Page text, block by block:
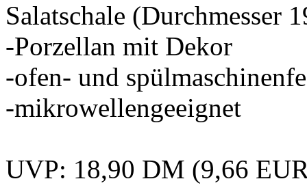
Salatschale (Durchmesser
-Porzellan mit Dekor
-ofen- und
-mikrowellengeeignet
UVP: 18,90 DM (9,66